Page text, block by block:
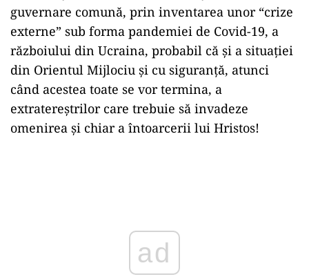
guvernare comună, prin inventarea unor “crize
externe” sub forma pandemiei de Covid-19, a
războiului din Ucraina, probabil că și a situației
din Orientul Mijlociu și cu siguranță, atunci
când acestea toate se vor termina, a
extratereștrilor care trebuie să invadeze
omenirea și chiar a întoarcerii lui Hristos!